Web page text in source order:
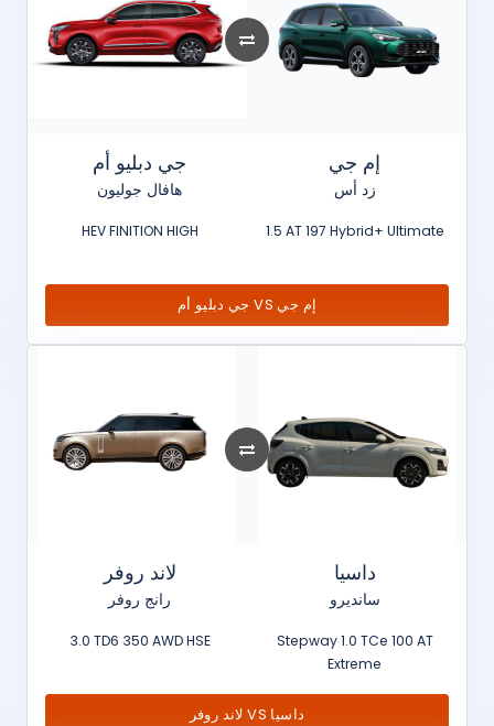
جي دبليو أم
هافال جوليون
HEV FINITION HIGH
إم جي
زد أس
1.5 AT 197 Hybrid+ Ultimate
جي دبليو أم VS إم جي
لاند روفر
رانج روفر
3.0 TD6 350 AWD HSE
داسيا
سانديرو
Stepway 1.0 TCe 100 AT
Extreme
لاند روفر VS داسيا